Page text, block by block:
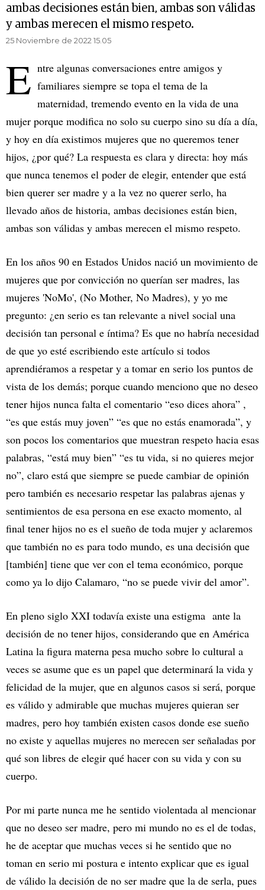
ambas decisiones están bien, ambas son válidas
y ambas merecen el mismo respeto.
25 Noviembre de 2022 15.05
E ntre algunas conversaciones entre amigos y
familiares siempre se topa el tema de la
maternidad, tremendo evento en la vida de una
mujer porque modifica no solo su cuerpo sino su día a día,
y hoy en día existimos mujeres que no queremos tener
hijos, ¿por qué? La respuesta es clara y directa: hoy más
que nunca tenemos el poder de elegir, entender que está
bien querer ser madre y a la vez no querer serlo, ha
llevado años de historia, ambas decisiones están bien,
ambas son válidas y ambas merecen el mismo respeto.
En los años 90 en Estados Unidos nació un movimiento de
mujeres que por convicción no querían ser madres, las
mujeres 'NoMo', (No Mother, No Madres), y yo me
pregunto: ¿en serio es tan relevante a nivel social una
decisión tan personal e íntima? Es que no habría necesidad
de que yo esté escribiendo este artículo si todos
aprendiéramos a respetar y a tomar en serio los puntos de
vista de los demás; porque cuando menciono que no deseo
tener hijos nunca falta el comentario “eso dices ahora” ,
“es que estás muy joven” “es que no estás enamorada”, y
son pocos los comentarios que muestran respeto hacia esas
palabras, “está muy bien” “es tu vida, si no quieres mejor
no”, claro está que siempre se puede cambiar de opinión
pero también es necesario respetar las palabras ajenas y
sentimientos de esa persona en ese exacto momento, al
final tener hijos no es el sueño de toda mujer y aclaremos
que también no es para todo mundo, es una decisión que
[también] tiene que ver con el tema económico, porque
como ya lo dijo Calamaro, “no se puede vivir del amor”.
En pleno siglo XXI todavía existe una estigma ante la
decisión de no tener hijos, considerando que en América
Latina la figura materna pesa mucho sobre lo cultural a
veces se asume que es un papel que determinará la vida y
felicidad de la mujer, que en algunos casos si será, porque
es válido y admirable que muchas mujeres quieran ser
madres, pero hoy también existen casos donde ese sueño
no existe y aquellas mujeres no merecen ser señaladas por
qué son libres de elegir qué hacer con su vida y con su
cuerpo.
Por mi parte nunca me he sentido violentada al mencionar
que no deseo ser madre, pero mi mundo no es el de todas,
he de aceptar que muchas veces si he sentido que no
toman en serio mi postura e intento explicar que es igual
de válido la decisión de no ser madre que la de serla, pues